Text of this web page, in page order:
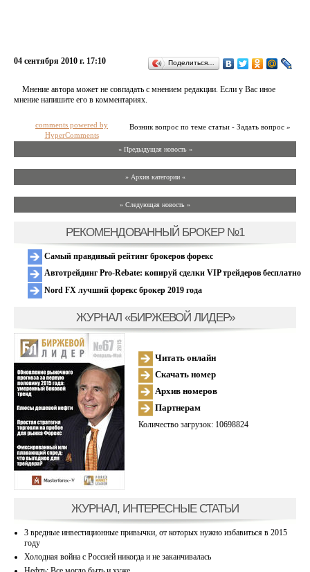
04 сентября 2010 г. 17:10 Поделиться…
Мнение автора может не совпадать с мнением редакции. Если у Вас иное
мнение напишите его в комментариях.
Возник вопрос по теме статьи - Задать вопрос »
comments powered by
HyperComments
« Предыдущая новость «
» Архив категории «
» Следующая новость »
РЕКОМЕНДОВАННЫЙ БРОКЕР №1
Самый правдивый рейтинг брокеров форекс
Автотрейдинг Pro-Rebate: копируй сделки VIP трейдеров бесплатно
Nord FX лучший форекс брокер 2019 года
ЖУРНАЛ «БИРЖЕВОЙ ЛИДЕР»
Читать онлайн
Скачать номер
Архив номеров
Партнерам
Количество загрузок: 10698824
ЖУРНАЛ, ИНТЕРЕСНЫЕ СТАТЬИ
3 вредные инвестиционные привычки, от которых нужно избавиться в 2015
году
Холодная война с Россией никогда и не заканчивалась